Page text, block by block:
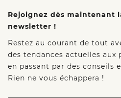
Rejoignez dès maintenant
newsletter !
Restez au courant de tout
des tendances actuelles aux
en passant par des conseils
Rien ne vous échappera !